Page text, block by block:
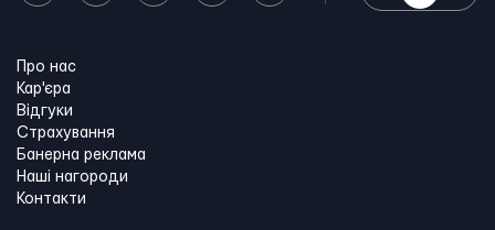
Про нас
Кар'єра
Відгуки
Страхування
Банерна реклама
Наші нагороди
Контакти